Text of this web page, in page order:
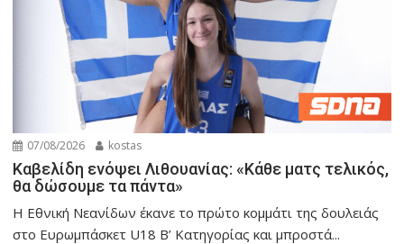
07/08/2026 kostas
Καβελίδη ενόψει Λιθουανίας: «Κάθε ματς τελικός,
θα δώσουμε τα πάντα»
Η Εθνική Νεανίδων έκανε το πρώτο κομμάτι της δουλειάς
στο Ευρωμπάσκετ U18 Β’ Κατηγορίας και μπροστά...